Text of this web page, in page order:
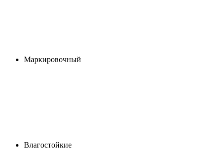
Маркировочный
Влагостойкие